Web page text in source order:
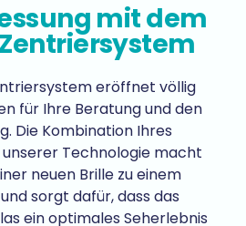
mit dem
eröffnet völlig
für Ihre Beratung und den
Die Kombination Ihres
Technologie macht
neuen Brille zu einem
sorgt dafür, dass das
ein optimales Seherlebnis